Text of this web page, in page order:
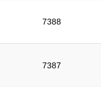
7388
7387